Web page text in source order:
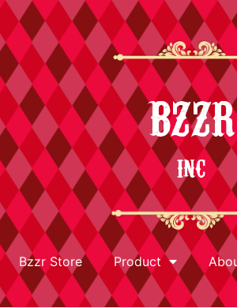
BZZR
INC
Bzzr Store Product